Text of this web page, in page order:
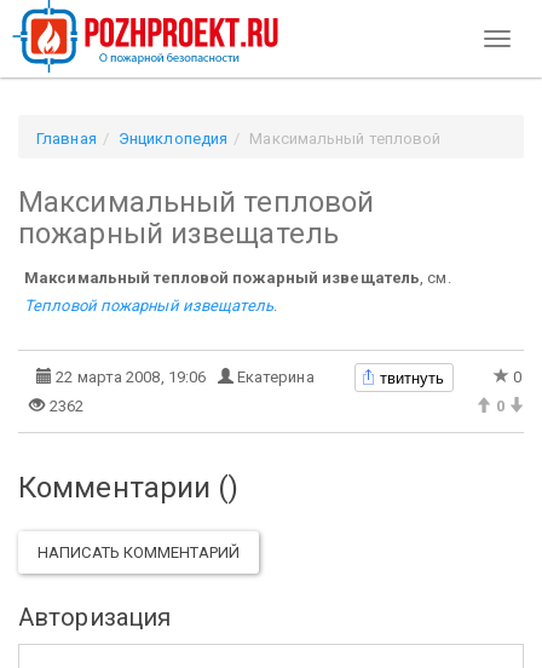
Главная Энциклопедия
Максимальный тепловой
Максимальный тепловой
пожарный извещатель
Максимальный тепловой пожарный извещатель , см.
Тепловой пожарный извещатель.
22 марта 2008, 19:06 Екатерина твитнуть
0
2362
0
Комментарии ()
НАПИСАТЬ КОММЕНТАРИЙ
Авторизация